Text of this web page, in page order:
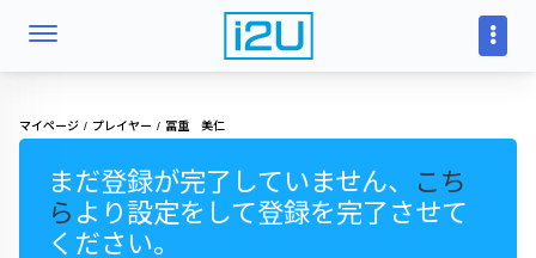
マイページ プレイヤー 冨重 美仁
まだ登録が完了していません、
こち
ら より設定をして登録を完了させて
ください。